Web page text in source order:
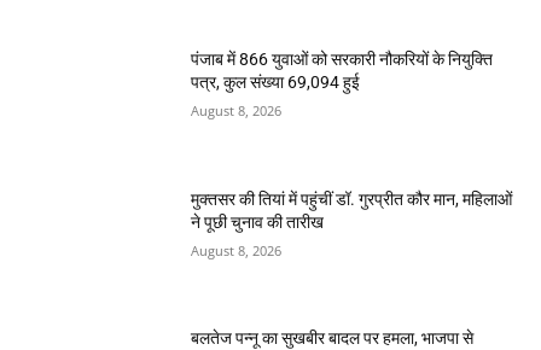
पंजाब में 866 युवाओं को सरकारी नौकरियों के नियुक्ति
पत्र, कुल संख्या 69,094 हुई
August 8, 2026
मुक्तसर की तियां में पहुंचीं डॉ. गुरप्रीत कौर मान, महिलाओं
ने पूछी चुनाव की तारीख
August 8, 2026
बलतेज पन्नू का सुखबीर बादल पर हमला, भाजपा से